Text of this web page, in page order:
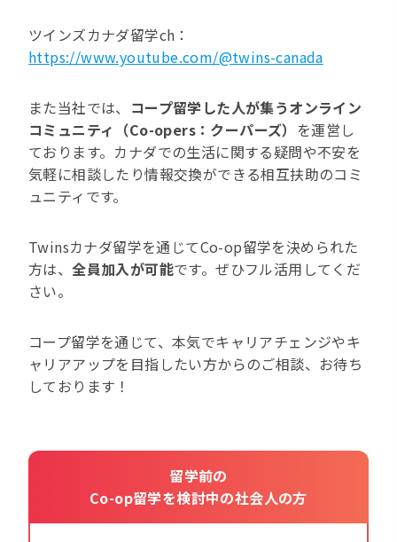
ツインズカナダ留学ch：
https://www.youtube.com/@twins-canada
また当社では、 コープ留学した人が集うオンライン
コミュニティ（Co-opers：クーパーズ） を運営し
ております。カナダでの生活に関する疑問や不安を
気軽に相談したり情報交換ができる相互扶助のコミ
ュニティです。
Twinsカナダ留学を通じてCo-op留学を決められた
方は、全員加入が可能です。ぜひフル活用してくだ
さい。
コープ留学を通じて、本気でキャリアチェンジやキ
ャリアアップを目指したい方からのご相談、お待ち
しております！
留学前の
Co-op留学を検討中の社会人の方